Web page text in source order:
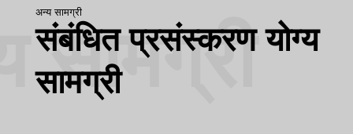
सामग्री
अन्य सामग्री
संबंधित प्रसंस्करण योग्य
सामग्री